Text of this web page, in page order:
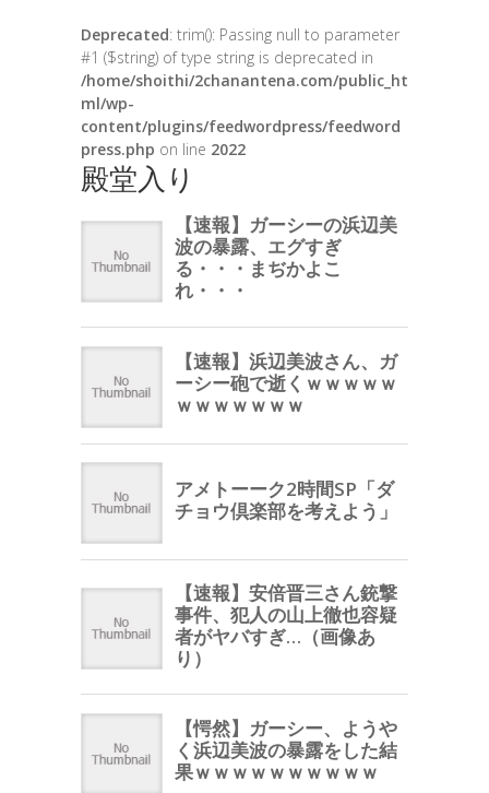
Deprecated: trim(): Passing null to parameter
#1 ($string) of type string is deprecated in
/home/shoithi/2chanantena.com/public_ht
ml/wp-
content/plugins/feedwordpress/feedword
press.php on line 2022
殿堂入り